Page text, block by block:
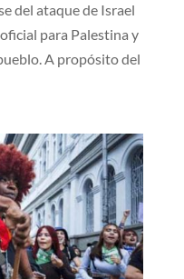
del ataque de Israel
para Palestina y
A propósito del